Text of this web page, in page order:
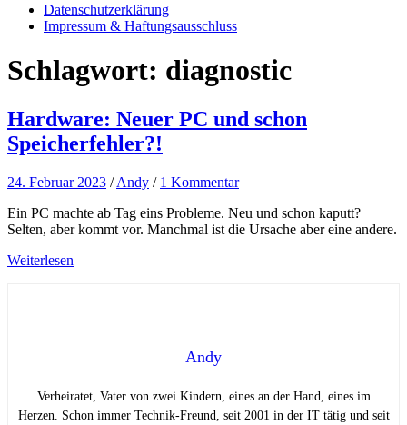
Datenschutzerklärung
Impressum & Haftungsausschluss
Schlagwort: diagnostic
Hardware: Neuer PC und schon
Speicherfehler?!
24. Februar 2023 /Andy / 1 Kommentar
Ein PC machte ab Tag eins Probleme. Neu und schon kaputt?
Selten, aber kommt vor. Manchmal ist die Ursache aber eine andere.
Weiterlesen
Andy
Verheiratet, Vater von zwei Kindern, eines an der Hand, eines im
Herzen. Schon immer Technik-Freund, seit 2001 in der IT tätig und seit